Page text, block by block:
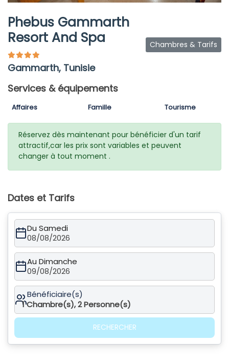
Phebus Gammarth
Resort And Spa
Gammarth, Tunisie
Chambres & Tarifs
Services & équipements
Affaires Famille Tourisme
Réservez dès maintenant pour bénéficier d'un tarif
attractif,car les prix sont variables et peuvent
changer à tout moment .
Dates et Tarifs
Du Samedi
08/08/2026
Au Dimanche
09/08/2026
Bénéficiaire(s)
1Chambre(s),2Personne(s)
RECHERCHER